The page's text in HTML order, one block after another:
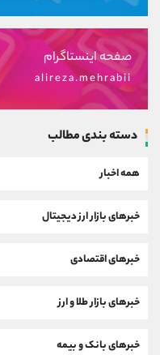
صفحه اینستاگرام
alireza.mehrabii
دسته بندی مطالب
همه اخبار
خبرهای بازار ارز دیجیتال
خبرهای اقتصادی
خبرهای بازار طلا و ارز
خبرهای بانک و بیمه